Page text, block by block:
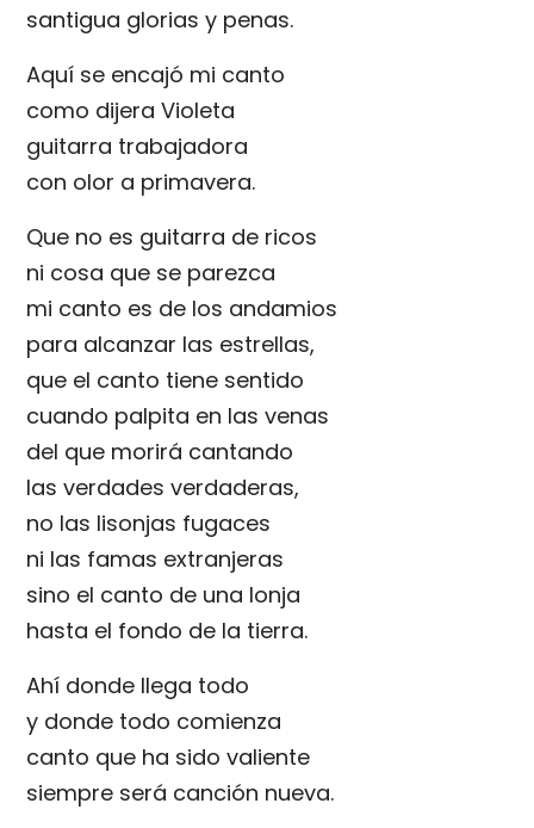
santigua glorias y penas.
Aquí se encajó mi canto
como dijera Violeta
guitarra trabajadora
con olor a primavera.
Que no es guitarra de ricos
ni cosa que se parezca
mi canto es de los andamios
para alcanzar las estrellas,
que el canto tiene sentido
cuando palpita en las venas
del que morirá cantando
las verdades verdaderas,
no las lisonjas fugaces
ni las famas extranjeras
sino el canto de una lonja
hasta el fondo de la tierra.
Ahí donde llega todo
y donde todo comienza
canto que ha sido valiente
siempre será canción nueva.